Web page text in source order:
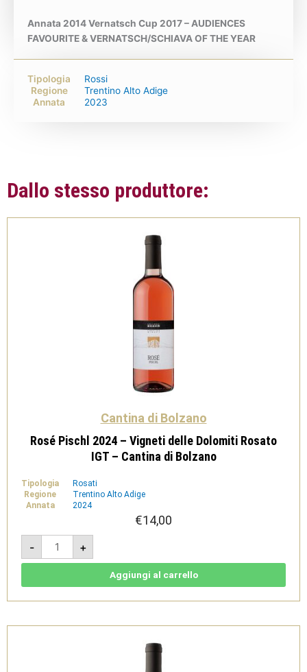
Annata 2014 Vernatsch Cup 2017 – AUDIENCES
FAVOURITE & VERNATSCH/SCHIAVA OF THE YEAR
Tipologia
Rossi
Regione
Trentino Alto Adige
Annata
2023
Dallo stesso produttore:
Cantina di Bolzano
Rosé Pischl 2024 – Vigneti delle Dolomiti Rosato
IGT – Cantina di Bolzano
Tipologia
Rosati
Regione
Trentino Alto Adige
Annata
2024
€14,00
-
Rosé
Pischl
2024
-
Rosato
Cantina
+
Aggiungi al carrello